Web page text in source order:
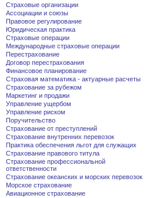
Страховые организации
Ассоциации и союзы
Правовое регулирование
Юридическая практика
Страховые операции
Международные страховые операции
Перестрахование
Договор перестрахования
Финансовое планирование
Страховая математика - актуарные расчеты
Страхование за рубежом
Маркетинг и продажи
Управление ущербом
Управление риском
Поручительство
Страхование от преступлений
Страхование внутренних перевозок
Практика обеспечения льгот для служащих
Страхование правового титула
Страхование профессиональной
ответственности
Страхование океанских и морских перевозок
Морское страхование
Авиационное страхование